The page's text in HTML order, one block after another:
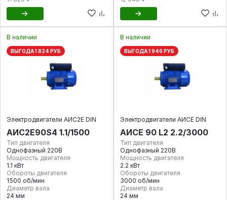
В наличии
ВЫГОДА 1 824 РУБ
Электродвигатели АИС2Е DIN
АИС2Е90S4 1.1/1500
Тип двигателя
Однофазный 220В
Мощность двигателя
1.1 кВт
Обороты двигателя
1500 об/мин
Диаметр вала
24 мм
В наличии
ВЫГОДА 1 946 РУБ
Электродвигатели АИСЕ DIN
АИСЕ 90 L2 2.2/3000
Тип двигателя
Однофазный 220В
Мощность двигателя
2.2 кВт
Обороты двигателя
3000 об/мин
Диаметр вала
24 мм